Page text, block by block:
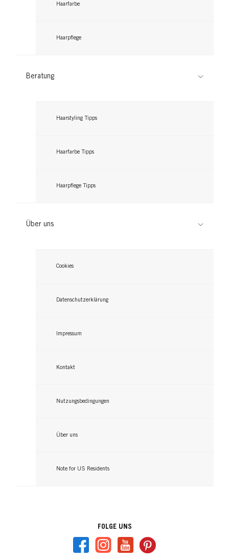
Jetzt lesen
Haarfarbe
Haarpflege
Beratung
Haarstyling Tipps
Haarfarbe Tipps
Haarpflege Tipps
Über uns
Cookies
Datenschutzerklärung
Impressum
Kontakt
Nutzungsbedingungen
Über uns
Note for US Residents
FOLGE UNS